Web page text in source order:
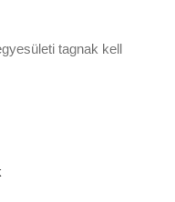
tagnak kell